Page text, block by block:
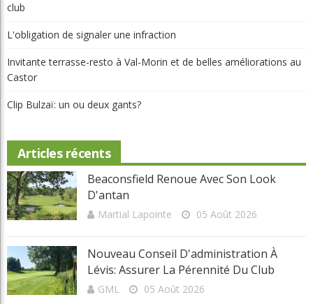
club
L'obligation de signaler une infraction
Invitante terrasse-resto à Val-Morin et de belles améliorations au
Castor
Clip Bulzaï: un ou deux gants?
Articles récents
Beaconsfield Renoue Avec Son Look
D'antan
Martial Lapointe 05 Août 2026
Nouveau Conseil D'administration À
Lévis: Assurer La Pérennité Du Club
GML 05 Août 2026